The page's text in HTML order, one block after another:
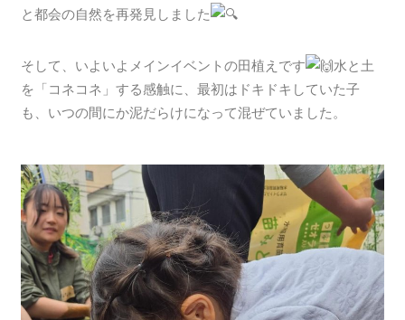
と都会の自然を再発見しました
そして、いよいよメインイベントの田植えです
水と土
を「コネコネ」する感触に、最初はドキドキしていた子
も、いつの間にか泥だらけになって混ぜていました。